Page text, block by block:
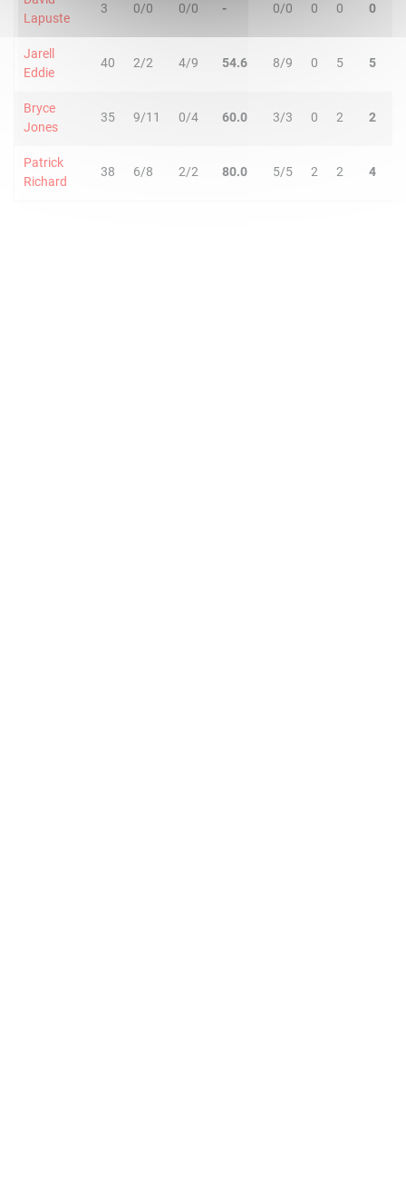
Lapuste
3 0/0 0/0 - 0/0 0 0 0
Jarell
Eddie
40 2/2 4/9 54.6 8/9 0 5 5
Bryce
Jones
35 9/11 0/4 60.0 3/3 0 2 2
Patrick
Richard
38 6/8 2/2 80.0 5/5 2 2 4